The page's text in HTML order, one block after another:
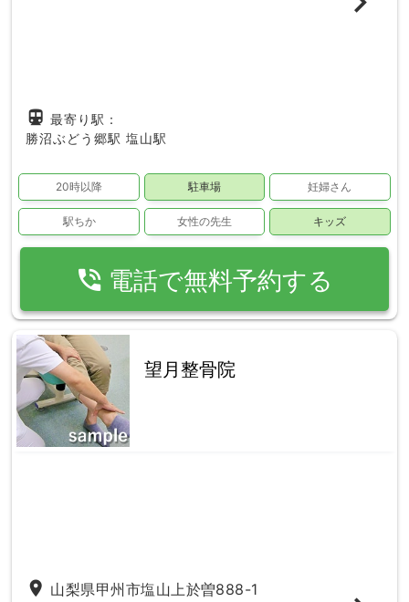
directions_subway 最寄り駅：
勝沼ぶどう郷駅 塩山駅
20時以降 駐車場 妊婦さん
駅ちか 女性の先生 キッズ
phone_in_talk 電話で無料予約する
望月整骨院
place 山梨県甲州市塩山上於曽888-1